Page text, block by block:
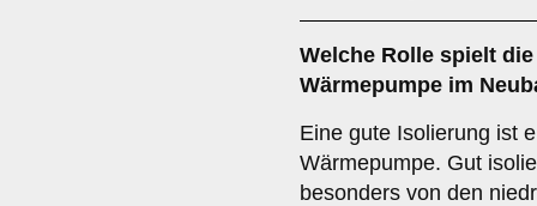
Welche Rolle spielt
Wärmepumpe im
Eine gute Isolierung ist
Wärmepumpe. Gut
besonders von den